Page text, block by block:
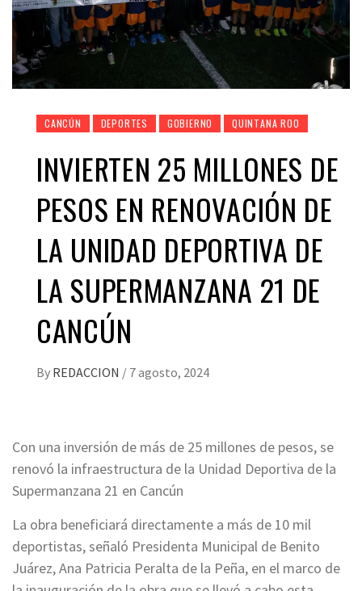
CANCÚN DEPORTES GOBIERNO QUINTANA ROO
INVIERTEN 25 MILLONES DE
PESOS EN RENOVACIÓN DE
LA UNIDAD DEPORTIVA DE
LA SUPERMANZANA 21 DE
CANCÚN
By REDACCION / 7 agosto, 2024
Con una inversión de más de 25 millones de pesos, se
renovó la infraestructura de la Unidad Deportiva de la
Supermanzana 21 en Cancún
La obra beneficiará directamente a más de 10 mil
deportistas, señaló Presidenta Municipal de Benito
Juárez, Ana Patricia Peralta de la Peña, en el marco de